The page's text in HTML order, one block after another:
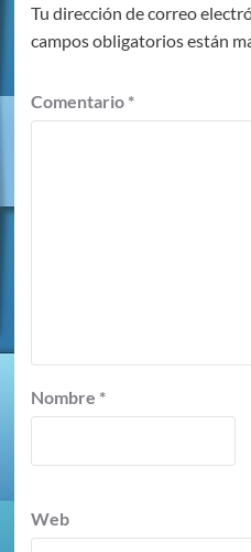
Tu dirección de correo
campos obligatorios están
Comentario *
Nombre *
Web